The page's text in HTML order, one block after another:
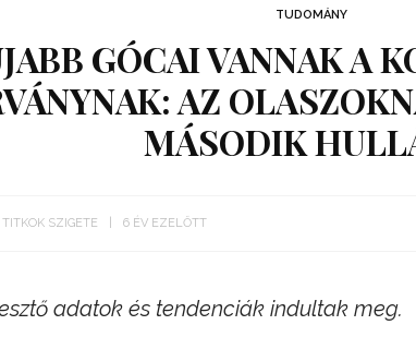
TUDOMÁNY
GÓCAI VANNAK A
AZ
MÁSODIK
TITKOK SZIGETE 6 ÉV EZELŐTT
adatok és tendenciák indultak meg.